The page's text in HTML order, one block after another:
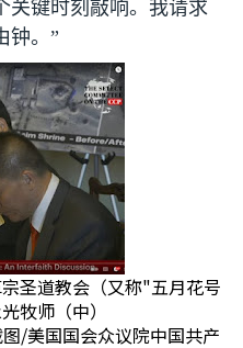
关键时刻敲响。我请求
钟。”
圣道教会（又称"五月花号
牧师（中）
/美国国会众议院中国共产